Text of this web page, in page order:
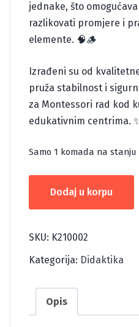
jednake, što
razlikovati promjere i
elemente. 🧠🪵
Izrađeni su od
pruža stabilnost i
za Montessori rad kod
edukativnim centrima.
Samo 1 komada na stanju
CILINDRI
Dodaj u korpu
SKU: K210002
Kategorija: Didaktika
Opis